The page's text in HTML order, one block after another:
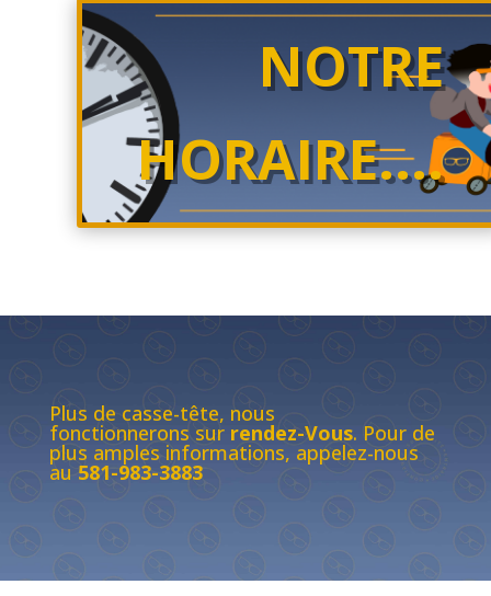
NOTRE
HORAIRE....
Plus de casse-tête, nous
fonctionnerons sur rendez-Vous. Pour de
plus amples informations, appelez-nous
au 581-983-3883